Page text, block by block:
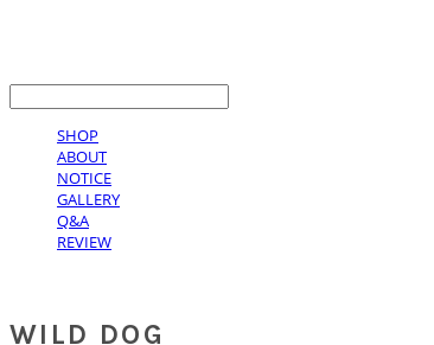
SHOP
ABOUT
NOTICE
GALLERY
Q&A
REVIEW
WILD DOG